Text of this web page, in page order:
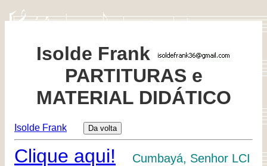
Isolde Frank
PARTITURAS e
MATERIAL DIDÁTICO
Isolde Frank
Clique aqui!
Cumbayá, Senhor LCI